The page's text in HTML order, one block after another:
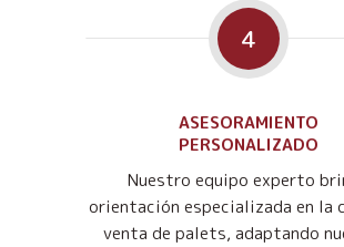
4
ASESORAMIENTO
PERSONALIZADO
Nuestro equipo experto
orientación especializada en la
venta de palets, adaptando